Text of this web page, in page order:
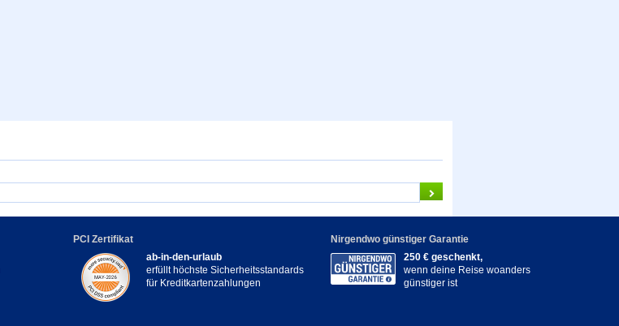
PCI Zertifikat
ab-in-den-urlaub
erfüllt höchste Sicherheitsstandards
für Kreditkartenzahlungen
Nirgendwo günstiger Garantie
250 € geschenkt,
wenn deine Reise woanders
günstiger ist